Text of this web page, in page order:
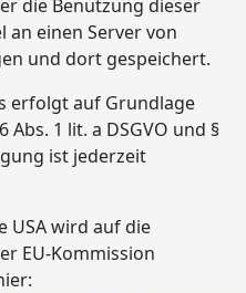
die Benutzung dieser
an einen Server von
und dort gespeichert.
erfolgt auf Grundlage
1 lit. a DSGVO und §
ist jederzeit
USA wird auf die
EU-Kommission